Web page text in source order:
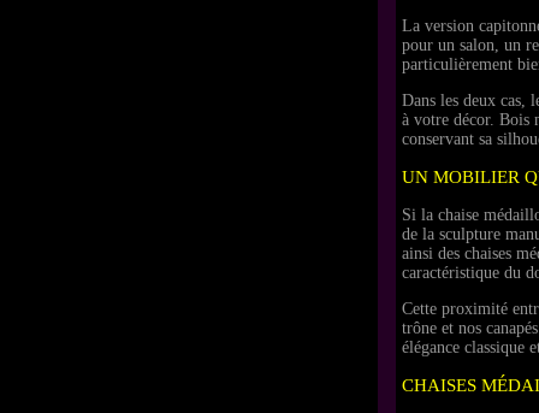
La version
pour un salon, un
particulièrement
Dans les deux cas,
à votre décor. Bois
conservant sa
UN MOBILIER
Si la chaise
de la sculpture
ainsi des chaises
caractéristique du
Cette proximité
trône et nos
élégance classique
CHAISES